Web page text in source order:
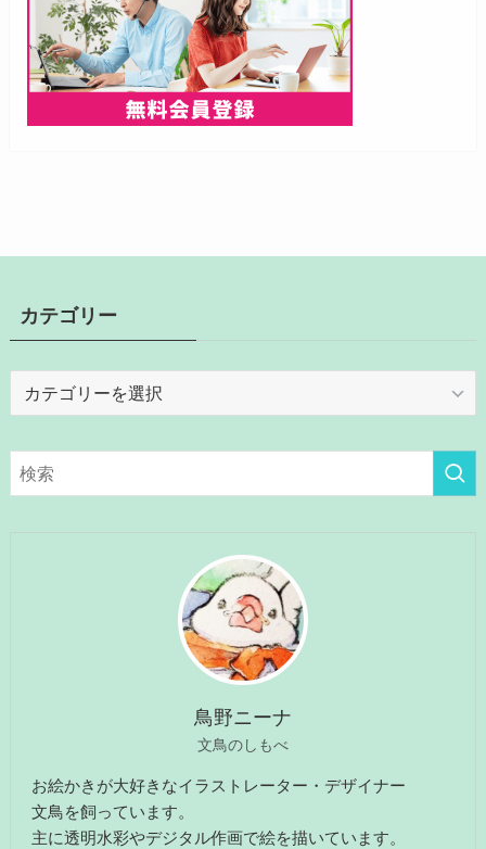
カテゴリー
リ
ー
鳥野ニーナ
文鳥のしもべ
お絵かきが大好きなイラストレーター・デザイナー
文鳥を飼っています。
主に透明水彩やデジタル作画で絵を描いています。